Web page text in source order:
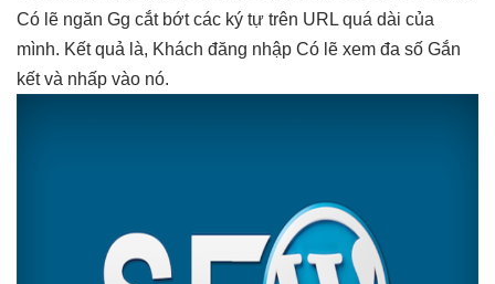
Có lẽ ngăn Gg cắt bớt các ký tự trên URL quá dài của
mình. Kết quả là, Khách đăng nhập Có lẽ xem đa số Gắn
kết và nhấp vào nó.